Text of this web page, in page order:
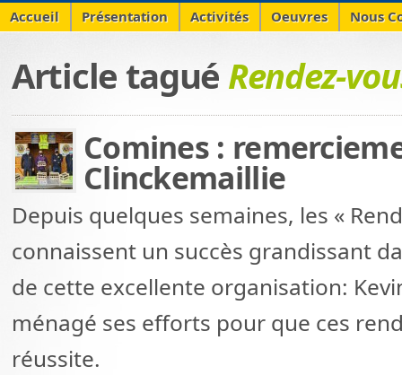
Accueil Présentation Activités Oeuvres Nous
Article tagué Rendez-
Comines :
Clinckemaillie
Depuis quelques semaines, les «
connaissent un succès grandissant
de cette excellente organisation:
ménagé ses efforts pour que ces
réussite.